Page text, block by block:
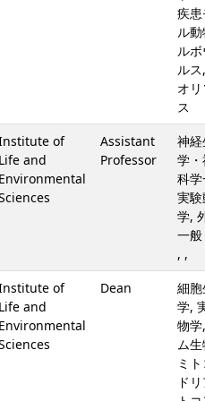
疾
ル
ル
ル
オ
ス
of
Life and
Environmental
Assistant
Professor
神
学
科
実
学,
一
, ,
of
Life and
Environmental
Dean
細
学,
物
ム
ミ
ド